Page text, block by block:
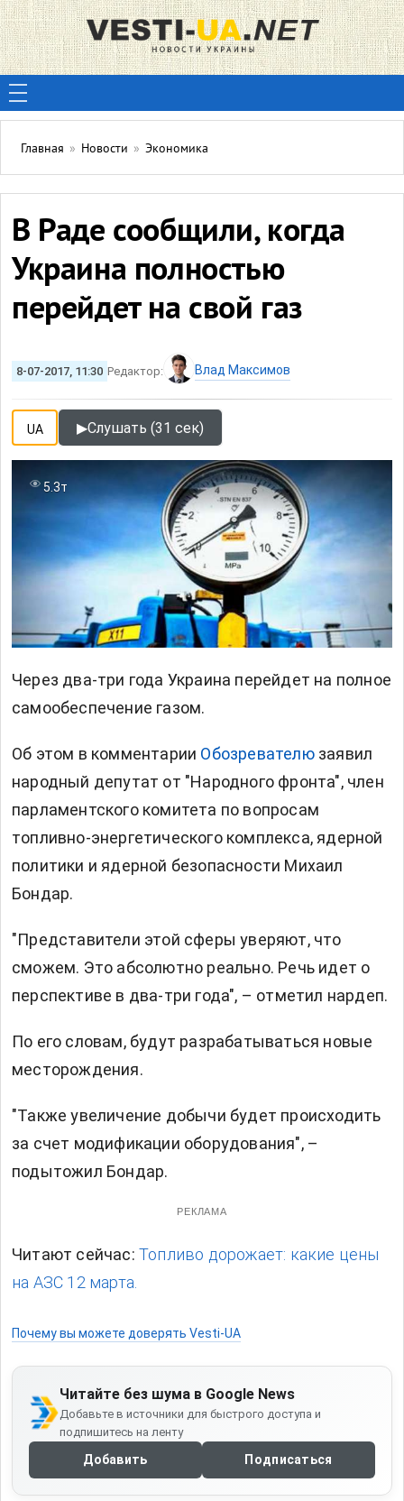
Главная » Новости » Экономика
В Раде сообщили, когда
Украина полностью
перейдет на свой газ
8-07-2017, 11:30 Редактор: Влад Максимов
UA ▶Слушать (31 сек)
5.3т
Через два-три года Украина перейдет на полное
самообеспечение газом.
Об этом в комментарии Обозревателюзаявил
народный депутат от "Народного фронта", член
парламентского комитета по вопросам
топливно-энергетического комплекса, ядерной
политики и ядерной безопасности Михаил
Бондар.
"Представители этой сферы уверяют, что
сможем. Это абсолютно реально. Речь идет о
перспективе в два-три года", – отметил нардеп.
По его словам, будут разрабатываться новые
месторождения.
"Также увеличение добычи будет происходить
за счет модификации оборудования", –
подытожил Бондар.
РЕКЛАМА
Читают сейчас: Топливо дорожает: какие цены
на АЗС 12 марта.
Почему вы можете доверять Vesti-UA
Читайте без шума в Google News
Добавьте в источники для быстрого доступа и
подпишитесь на ленту
Добавить Подписаться